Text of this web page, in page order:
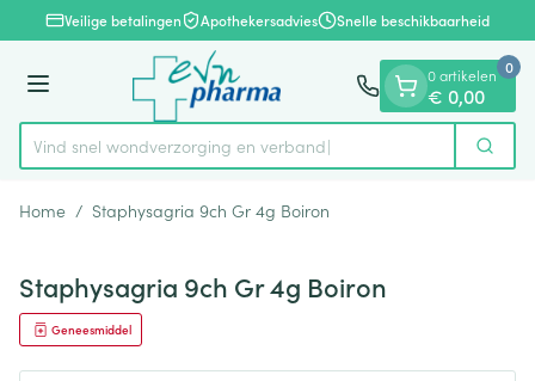
Ga naar de inhoud
1 van 1Veilige betalingen Apothekersadvies Snelle beschikbaarheid
Menu
Product, merk, categorie...
Vind snel wondverzorging en verband Zoek
0 artikelen
€ 0,00
0
Home / Staphysagria 9ch Gr 4g Boiron
Staphysagria 9ch Gr 4g Boiron
Geneesmiddel